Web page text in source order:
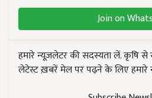
Join on
हमारे न्यूज़लेटर की सदस्यता लें. कृषि
लेटेस्ट ख़बरें मेल पर पढ़ने के लिए हमारे